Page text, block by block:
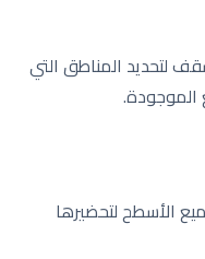
لتحديد المناطق التي
الموجودة.
الأسطح لتحضيرها